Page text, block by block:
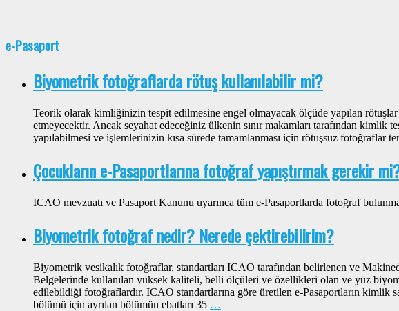
e-Pasaport
Biyometrik fotoğraflarda rötuş kullanılabilir mi?
Teorik olarak kimliğinizin tespit edilmesine engel olmayacak ölçüde yapılan
etmeyecektir. Ancak seyahat edeceğiniz ülkenin sınır makamları tarafından kimlik
yapılabilmesi ve işlemlerinizin kısa sürede tamamlanması için rötuşsuz fotoğraflar
Çocukların e-Pasaportlarına fotoğraf yapıştırmak gerekir
ICAO mevzuatı ve Pasaport Kanunu uyarınca tüm e-Pasaportlarda fotoğraf
Biyometrik fotoğraf nedir? Nerede çektirebilirim?
Biyometrik vesikalık fotoğraflar, standartları ICAO tarafından belirlenen ve
Belgelerinde kullanılan yüksek kaliteli, belli ölçüleri ve özellikleri olan ve yüz
edilebildiği fotoğraflardır. ICAO standartlarına göre üretilen e-Pasaportların kimlik
bölümü için ayrılan bölümün ebatları 35 …